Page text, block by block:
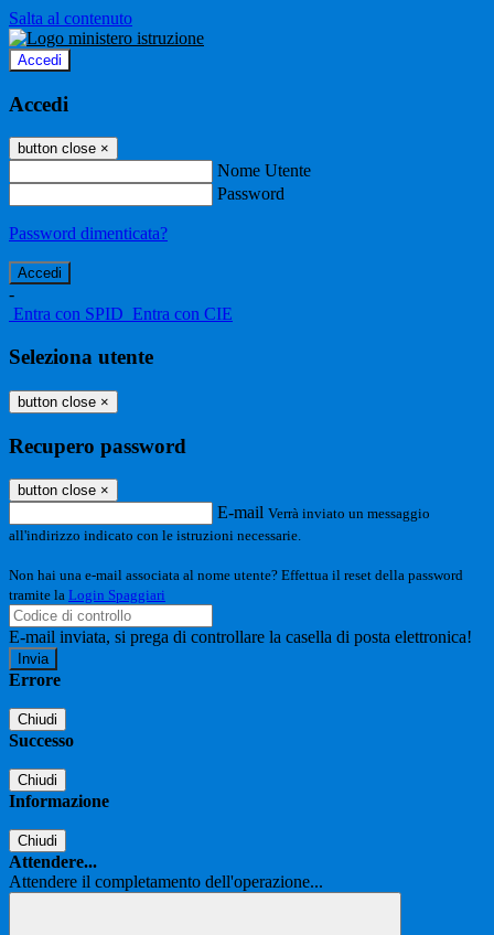
Salta al contenuto
Accedi
Accedi
button close ×
Nome Utente
Password
Password dimenticata?
-
Entra con SPID Entra con CIE
Seleziona utente
button close ×
Recupero password
button close ×
E-mail Verrà inviato un messaggio
all'indirizzo indicato con le istruzioni necessarie.
Non hai una e-mail associata al nome utente? Effettua il reset della password
tramite la Login Spaggiari
E-mail inviata, si prega di controllare la casella di posta elettronica!
Errore
Chiudi
Successo
Chiudi
Informazione
Chiudi
Attendere...
Attendere il completamento dell'operazione...